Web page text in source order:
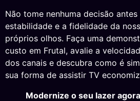
Não tome nenhuma decisão
estabilidade e a fidelidade da
próprios olhos. Faça uma
custo em Frutal, avalie a
dos canais e descubra como é
sua forma de assistir TV
Modernize o seu lazer